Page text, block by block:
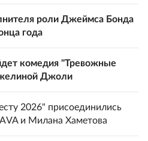
роли Джеймса Бонда
года
комедия "Тревожные
Джоли
2026" присоединились
и Милана Хаметова